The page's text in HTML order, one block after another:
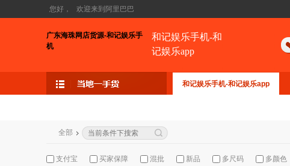
您好， 欢迎来到阿里巴巴
广东海珠网店货源-和记娱乐手
机
和记娱乐手机-和
记娱乐app
和记娱乐手机-和记娱乐app
全部
支付宝 买家保障 混批 新品 多尺码 多颜色